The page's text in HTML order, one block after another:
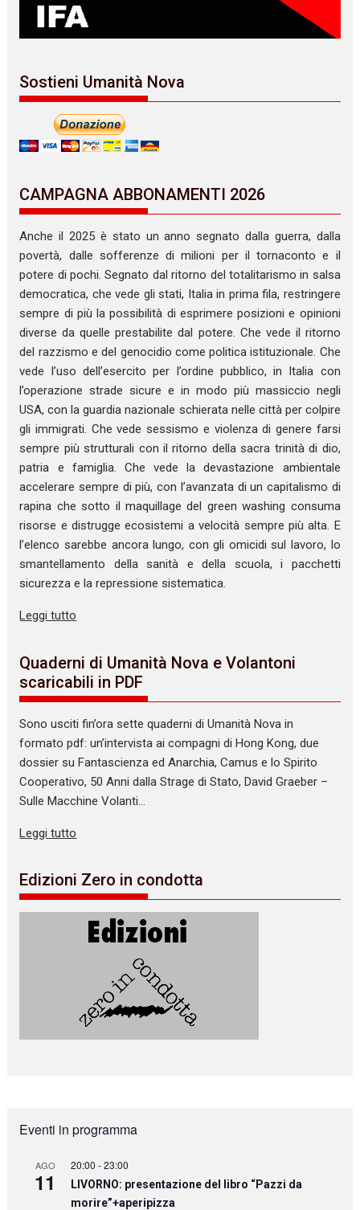
Sostieni Umanità Nova
CAMPAGNA ABBONAMENTI 2026
Anche il 2025 è stato un anno segnato dalla guerra, dalla
povertà, dalle sofferenze di milioni per il tornaconto e il
potere di pochi. Segnato dal ritorno del totalitarismo in salsa
democratica, che vede gli stati, Italia in prima fila, restringere
sempre di più la possibilità di esprimere posizioni e opinioni
diverse da quelle prestabilite dal potere. Che vede il ritorno
del razzismo e del genocidio come politica istituzionale. Che
vede l’uso dell’esercito per l’ordine pubblico, in Italia con
l’operazione strade sicure e in modo più massiccio negli
USA, con la guardia nazionale schierata nelle città per colpire
gli immigrati. Che vede sessismo e violenza di genere farsi
sempre più strutturali con il ritorno della sacra trinità di dio,
patria e famiglia. Che vede la devastazione ambientale
accelerare sempre di più, con l’avanzata di un capitalismo di
rapina che sotto il maquillage del green washing consuma
risorse e distrugge ecosistemi a velocità sempre più alta. E
l’elenco sarebbe ancora lungo, con gli omicidi sul lavoro, lo
smantellamento della sanità e della scuola, i pacchetti
sicurezza e la repressione sistematica.
Leggi tutto
Quaderni di Umanità Nova e Volantoni
scaricabili in PDF
Sono usciti fin’ora sette quaderni di Umanità Nova in
formato pdf: un’intervista ai compagni di Hong Kong, due
dossier su Fantascienza ed Anarchia, Camus e lo Spirito
Cooperativo, 50 Anni dalla Strage di Stato, David Graeber –
Sulle Macchine Volanti…
Leggi tutto
Edizioni Zero in condotta
Eventi in programma
AGO
11
20:00 -23:00
LIVORNO: presentazione del libro “Pazzi da
morire”+aperipizza